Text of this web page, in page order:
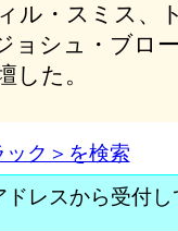
ル・スミス、
ョシュ・ブロ
した。
ク＞を検索
ドレスから受付